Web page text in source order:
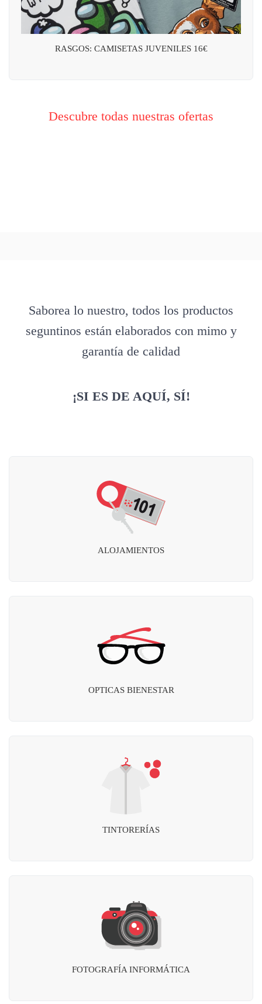
RASGOS: CAMISETAS JUVENILES 16€
Descubre todas nuestras ofertas
Saborea lo nuestro, todos los productos
seguntinos están elaborados con mimo y
garantía de calidad
¡SI ES DE AQUÍ, SÍ!
ALOJAMIENTOS
OPTICAS BIENESTAR
TINTORERÍAS
FOTOGRAFÍA INFORMÁTICA